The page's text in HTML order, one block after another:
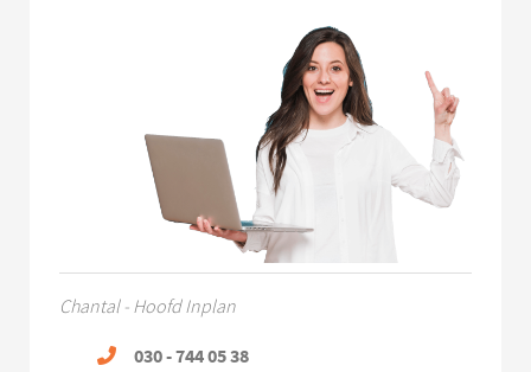
Chantal - Hoofd Inplan
030 - 744 05 38